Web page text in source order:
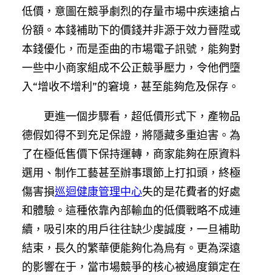
低價，意圖在競爭劇烈的存量市場中疾速搶占
份額。本錢補助下的價錢并非源于效力晉陞或
本錢優化，而是歪曲的市場電子訊號，能夠對
一些中小商家組成不公正競爭壓力，令他們墮
入“增收不增利”的窘境，甚至能夠危及保存。
更進一個步驟看，超低價形式下，產物品
德假如得不到充足保證，將隱藏多重迫害。為
了在極低售價下保持運轉，商家能夠在原資料
選用、制作工藝甚至辦事環節上打扣頭，終極
傷害損巡迴健康管理中心失的是花費者的好處
和體驗。這種依靠內部輸血的低價戰略不成連
續，吸引來的用戶往往缺少虔誠度，一旦補助
結束，長久的繁華便能夠化為烏有。更為深遠
的影響在于，當市場競爭的核心被過度鎖定在